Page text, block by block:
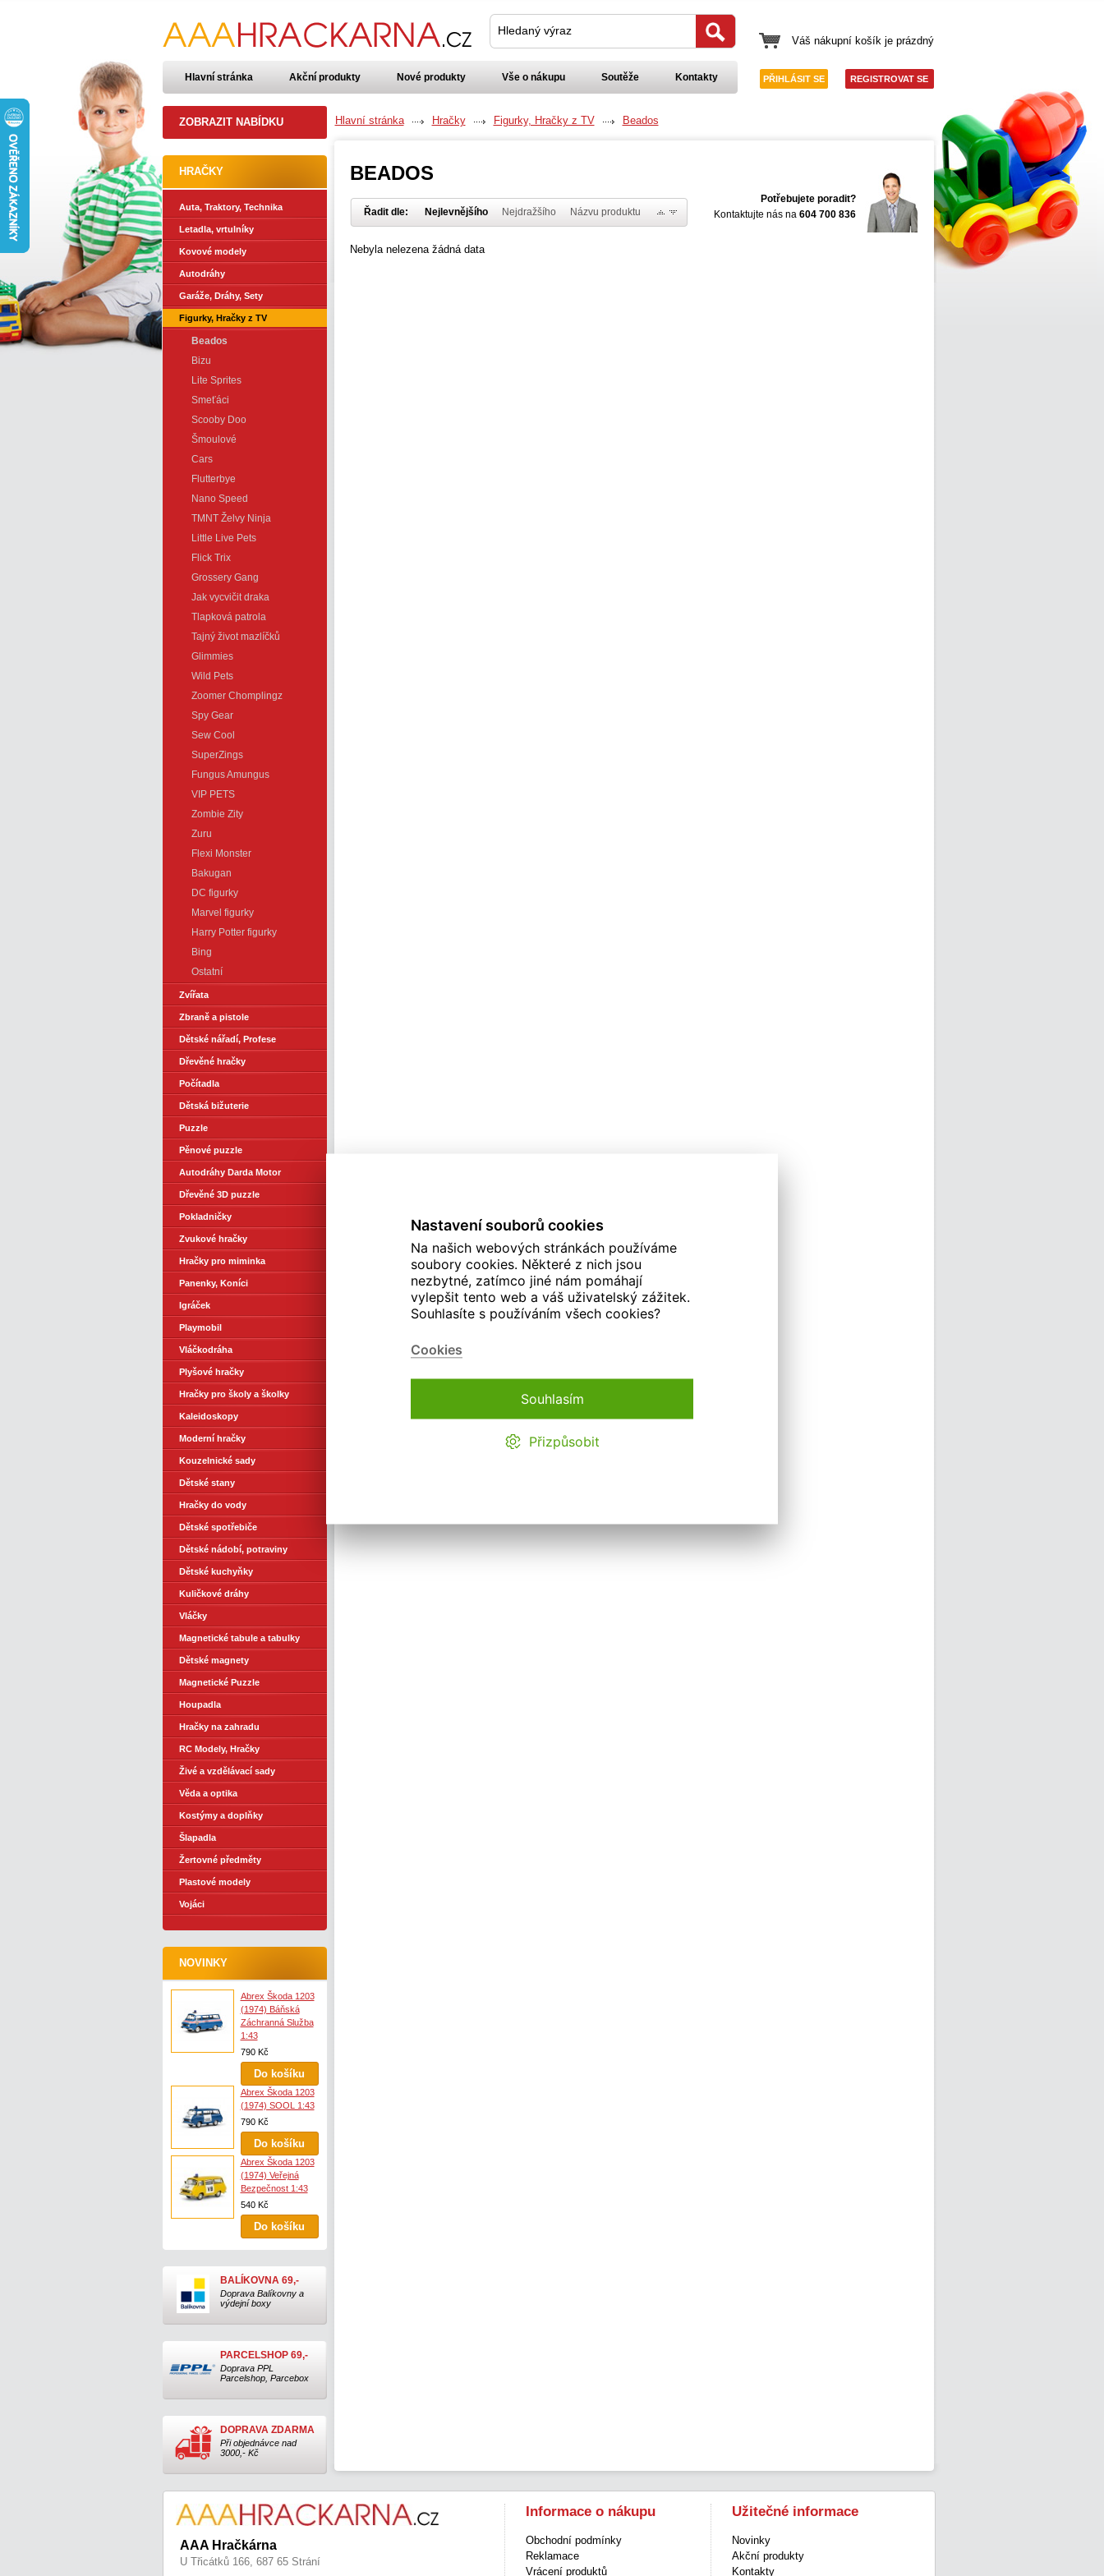
Hledaný výraz
Váš nákupní košík je prázdný
Hlavní stránka Akční produkty Nové produkty Vše o nákupu Soutěže Kontakty PŘIHLÁSIT SE REGISTROVAT SE
ZOBRAZIT NABÍDKU
HRAČKY
Auta, Traktory, Technika
Letadla, vrtulníky
Kovové modely
Autodráhy
Garáže, Dráhy, Sety
Figurky, Hračky z TV
Beados
Bizu
Lite Sprites
Smeťáci
Scooby Doo
Šmoulové
Cars
Flutterbye
Nano Speed
TMNT Želvy Ninja
Little Live Pets
Flick Trix
Grossery Gang
Jak vycvičit draka
Tlapková patrola
Tajný život mazlíčků
Glimmies
Wild Pets
Zoomer Chomplingz
Spy Gear
Sew Cool
SuperZings
Fungus Amungus
VIP PETS
Zombie Zity
Zuru
Flexi Monster
Bakugan
DC figurky
Marvel figurky
Harry Potter figurky
Bing
Ostatní
Zvířata
Zbraně a pistole
Dětské nářadí, Profese
Dřevěné hračky
Počítadla
Dětská bižuterie
Puzzle
Pěnové puzzle
Autodráhy Darda Motor
Dřevěné 3D puzzle
Pokladničky
Zvukové hračky
Hračky pro miminka
Panenky, Koníci
Igráček
Playmobil
Vláčkodráha
Plyšové hračky
Hračky pro školy a školky
Kaleidoskopy
Moderní hračky
Kouzelnické sady
Dětské stany
Hračky do vody
Dětské spotřebiče
Dětské nádobí, potraviny
Dětské kuchyňky
Kuličkové dráhy
Vláčky
Magnetické tabule a tabulky
Dětské magnety
Magnetické Puzzle
Houpadla
Hračky na zahradu
RC Modely, Hračky
Živé a vzdělávací sady
Věda a optika
Kostýmy a doplňky
Šlapadla
Žertovné předměty
Plastové modely
Vojáci
NOVINKY
Abrex Škoda 1203
(1974) Báňská
Záchranná Služba
1:43
790 Kč
Abrex Škoda 1203
(1974) SOOL 1:43
790 Kč
Abrex Škoda 1203
(1974) Veřejná
Bezpečnost 1:43
540 Kč
BALÍKOVNA 69,-
Doprava Balíkovny a
výdejní boxy
PARCELSHOP 69,-
Doprava PPL
Parcelshop, Parcebox
DOPRAVA ZDARMA
Při objednávce nad
3000,- Kč
Hlavní stránka Hračky Figurky, Hračky z TV Beados
Potřebujete poradit?
Kontaktujte nás na 604 700 836
BEADOS
Řadit dle: Nejlevnějšího Nejdražšího Názvu produktu
Nebyla nelezena žádná data
AAA Hračkárna
U Třicátků 166, 687 65 Strání
Informace o nákupu
Obchodní podmínky
Reklamace
Vrácení produktů
Užitečné informace
Novinky
Akční produkty
Kontakty
Nastavení souborů cookies
Na našich webových stránkách používáme
soubory cookies. Některé z nich jsou
nezbytné, zatímco jiné nám pomáhají
vylepšit tento web a váš uživatelský zážitek.
Souhlasíte s používáním všech cookies?
Cookies
Souhlasím
Přizpůsobit